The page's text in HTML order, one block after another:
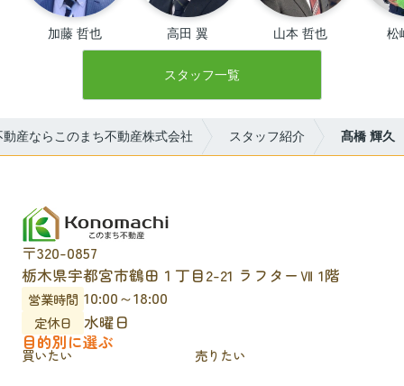
加藤 哲也 高田 翼 山本 哲也 松
スタッフ一覧
産ならこのまち不動産株式会社 スタッフ紹介 髙橋 輝久
〒320-0857
栃木県宇都宮市鶴田１丁目2-21 ラフターⅦ 1階
営業時間 10:00～18:00
定休日
水曜日
目的別に選ぶ
買いたい 売りたい